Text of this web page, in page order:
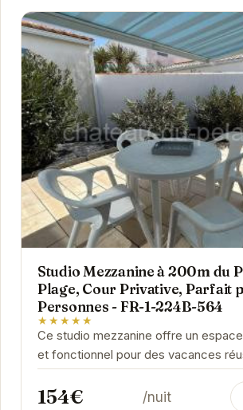
Studio Mezzanine à 200m du
Plage, Cour Privative, Parfait
Personnes - FR-1-224B-564
★★★★★
Ce studio mezzanine offre un
et fonctionnel pour des vacances
privative est un véritable atout, idéale
154€ /nuit